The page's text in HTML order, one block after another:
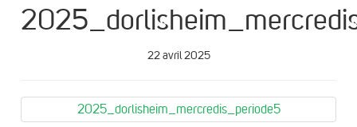
22 avril 2025
2025_dorlisheim_mercredis_periode5